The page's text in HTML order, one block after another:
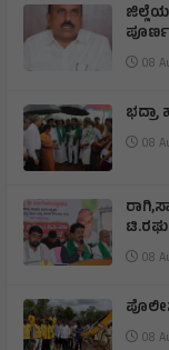
08
ಭದ್ರಾ
08
08
08